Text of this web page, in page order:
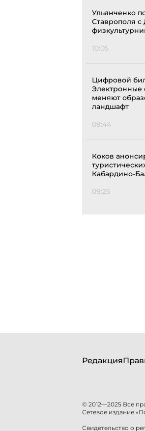
Ульянченко
Ставрополя с
10:05
Цифровой
Электронные
меняют
ландшафт
09:44
Коков
Кабардино-
09:25
Редакция
© 2012—2025 Все
Сетевое издание
Свидетельство о